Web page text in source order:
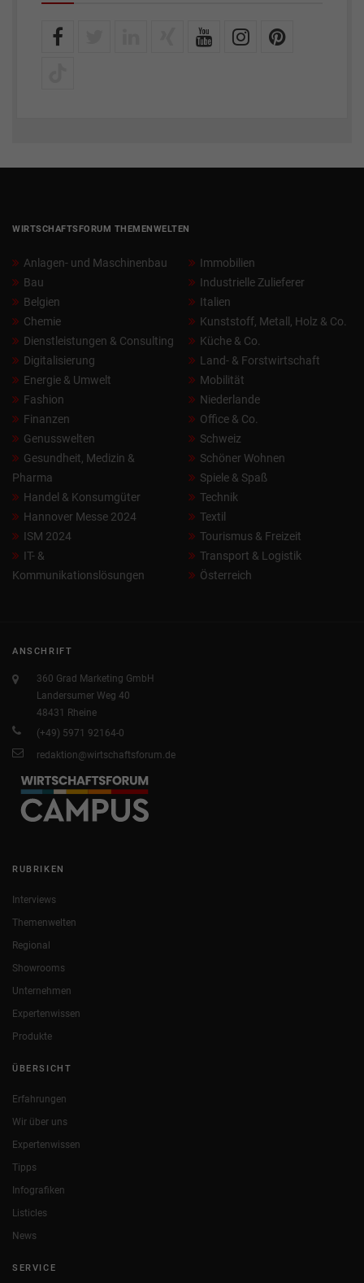
WIRTSCHAFTSFORUM THEMENWELTEN
Anlagen- und Maschinenbau
Bau
Belgien
Chemie
Dienstleistungen & Consulting
Digitalisierung
Energie & Umwelt
Fashion
Finanzen
Genusswelten
Gesundheit, Medizin &
Pharma
Handel & Konsumgüter
Hannover Messe 2024
ISM 2024
IT- &
Kommunikationslösungen
Immobilien
Industrielle Zulieferer
Italien
Kunststoff, Metall, Holz & Co.
Küche & Co.
Land- & Forstwirtschaft
Mobilität
Niederlande
Office & Co.
Schweiz
Schöner Wohnen
Spiele & Spaß
Technik
Textil
Tourismus & Freizeit
Transport & Logistik
Österreich
ANSCHRIFT
360 Grad Marketing GmbH
Landersumer Weg 40
48431 Rheine
(+49) 5971 92164-0
redaktion@wirtschaftsforum.de
RUBRIKEN
Interviews
Themenwelten
Regional
Showrooms
Unternehmen
Expertenwissen
Produkte
ÜBERSICHT
Erfahrungen
Wir über uns
Expertenwissen
Tipps
Infografiken
Listicles
News
SERVICE